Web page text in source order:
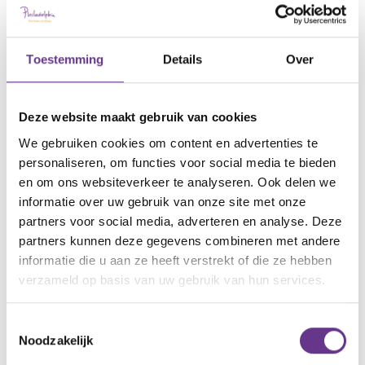
Toestemming Details Over
Deze website maakt gebruik van cookies
We gebruiken cookies om content en advertenties te
personaliseren, om functies voor social media te bieden
en om ons websiteverkeer te analyseren. Ook delen we
informatie over uw gebruik van onze site met onze
partners voor social media, adverteren en analyse. Deze
partners kunnen deze gegevens combineren met andere
informatie die u aan ze heeft verstrekt of die ze hebben
verzameld op basis van uw gebruik van hun services.
Noodzakelijk
wereld van zorg, die we voor Anna op een
professionele formele manier hebben
georganiseerd. Af en toe worden we teruggeworpen
naar een overlevingsstand of vragen de
Maar er ontstaat ook ruimte om contacten aan te
halen. Niet zozeer als een vangnet voor de tekorten
in de zorg – zoals de politiek het misschien graag
ziet- maar omdat er eindelijk iets meer ruimte
ontstaat voor een welkome afleiding, ontspanning
en gezelligheid. Om dit te realiseren zullen we onze
sneltrein nog verder moeten afremmen en ook
vaker onze zorg(en) én toekomstdromen delen.